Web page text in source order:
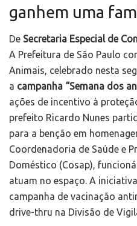
ganhem uma
De Secretaria Especial de
A Prefeitura de São Paulo
Animais, celebrado nesta
a campanha “Semana dos
ações de incentivo à
prefeito Ricardo Nunes
para a benção em
Coordenadoria de Saúde e
Doméstico (Cosap),
atuam no espaço. A
campanha de vacinação
drive-thru na Divisão de